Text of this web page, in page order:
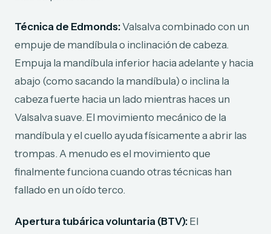
Técnica de Edmonds:Valsalva combinado con un
empuje de mandíbula o inclinación de cabeza.
Empuja la mandíbula inferior hacia adelante y hacia
abajo (como sacando la mandíbula) o inclina la
cabeza fuerte hacia un lado mientras haces un
Valsalva suave. El movimiento mecánico de la
mandíbula y el cuello ayuda físicamente a abrir las
trompas. A menudo es el movimiento que
finalmente funciona cuando otras técnicas han
fallado en un oído terco.
Apertura tubárica voluntaria (BTV): El